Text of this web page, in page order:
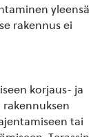
yleensä
rakennus ei
korjaus- ja
tai